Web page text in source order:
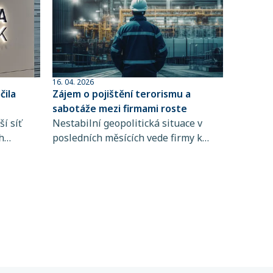
síť
16. 04. 2026
Zájem o pojištění terorismu a
sabotáže mezi firmami roste
Nestabilní geopolitická situace v
posledních měsících vede firmy k